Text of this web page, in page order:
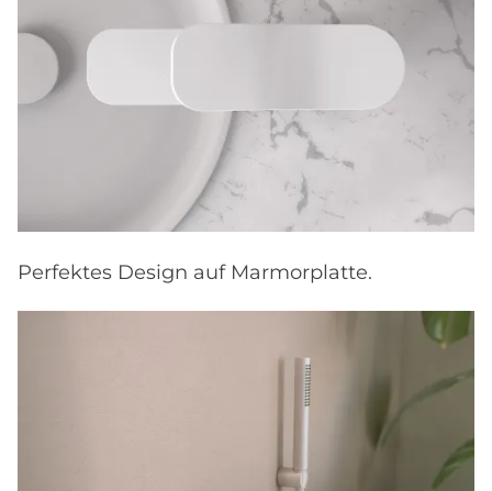
Perfektes Design auf Marmorplatte.